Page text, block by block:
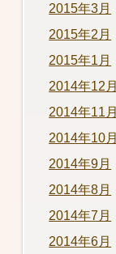
2015年3月
2015年2月
2015年1月
2014年12月
2014年11月
2014年10月
2014年9月
2014年8月
2014年7月
2014年6月